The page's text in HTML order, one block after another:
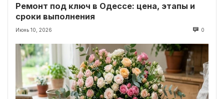
Ремонт под ключ в Одессе: цена, этапы и
сроки выполнения
Июнь 10, 2026 0